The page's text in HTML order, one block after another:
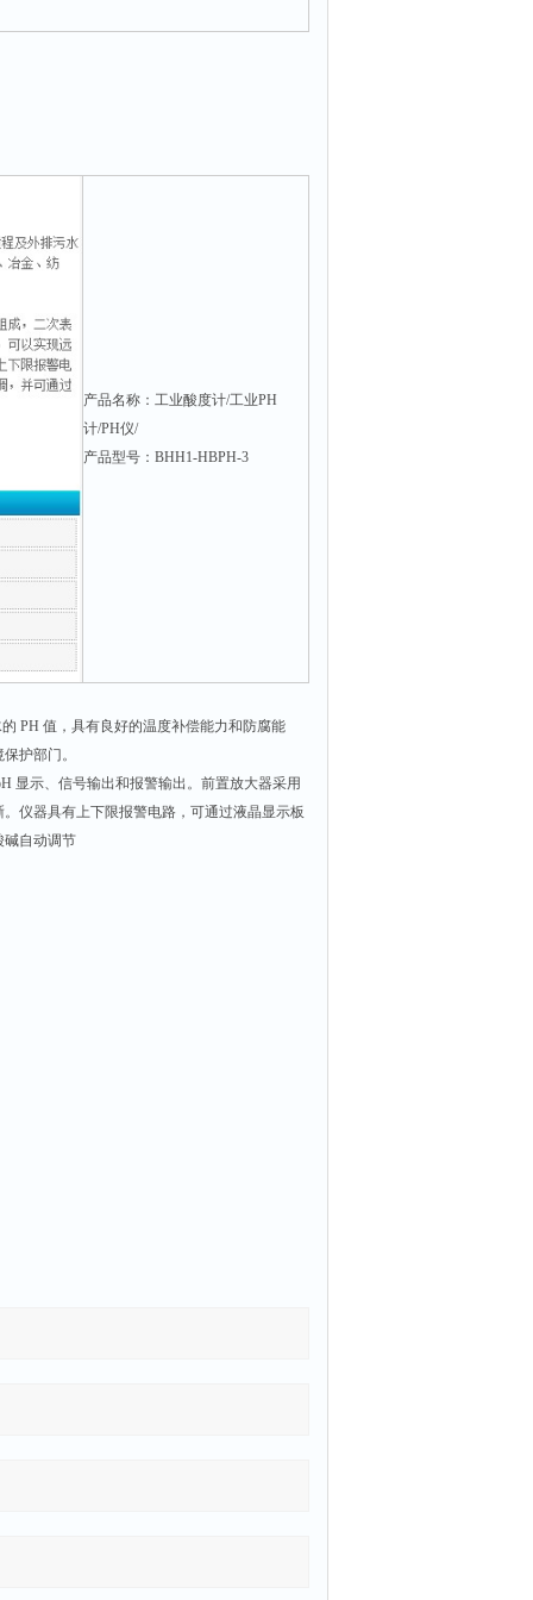
产品名称：工业酸度计/工业PH
计/PH仪/
产品型号：BHH1-HBPH-3
PH 值，具有良好的温度补偿能力和防腐能
护部门。
显示、信号输出和报警输出。前置放大器采用
仪器具有上下限报警电路，可通过液晶显示板
碱自动调节